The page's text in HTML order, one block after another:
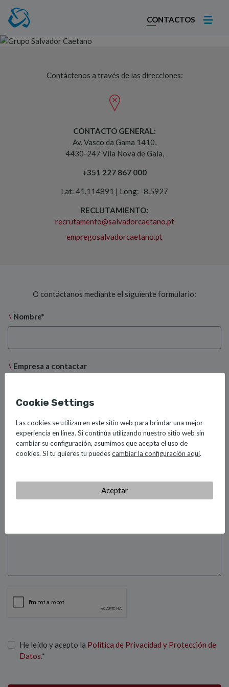
CONTACTOS
Contactos
Contáctenos a través de las direcciones:
CONTACTO GENERAL:
Av. Vasco da Gama 1410,
4430-247 Vila Nova de Gaia,
+351 227 867 000
Lat: 41.114891 | Long: -8.5927
RECLUTAMIENTO:
recrutamento@salvadorcaetano.pt
empregosalvadorcaetano.pt
O contáctanos mediante el siguiente formulario:
Nombre*
Empresa a contactar
He leído y acepto la Política de Privacidad y Protección de
Datos.*
Cookie Settings
Las cookies se utilizan en este sitio web para brindar una mejor
experiencia en línea. Si continúa utilizando nuestro sitio web sin
cambiar su configuración, asumimos que acepta el uso de
cookies. Si tu quieres tu puedescambiar la configuración aquí.
Aceptar